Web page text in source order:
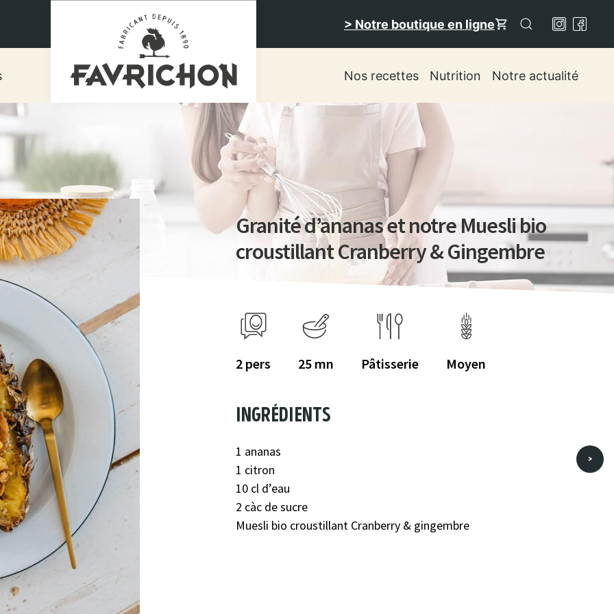
> Notre boutique en ligne
Nos recettes Nutrition Notre actualité
Granité d’ananas et notre Muesli bio
croustillant Cranberry & Gingembre
2 25 Pâtisserie Moyen
ingrédients
1 ananas
1 citron
10 cl d’eau
2 càc de sucre
Muesli bio croustillant Cranberry & gingembre
>